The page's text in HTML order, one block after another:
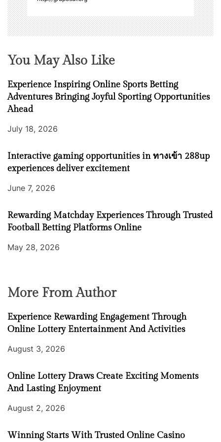
You May Also Like
Experience Inspiring Online Sports Betting
Adventures Bringing Joyful Sporting Opportunities
Ahead
July 18, 2026
Interactive gaming opportunities in ทางเข้า 288up
experiences deliver excitement
June 7, 2026
Rewarding Matchday Experiences Through Trusted
Football Betting Platforms Online
May 28, 2026
More From Author
Experience Rewarding Engagement Through
Online Lottery Entertainment And Activities
August 3, 2026
Online Lottery Draws Create Exciting Moments
And Lasting Enjoyment
August 2, 2026
Winning Starts With Trusted Online Casino